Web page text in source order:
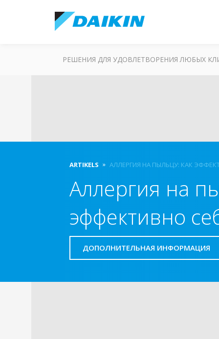
РЕШЕНИЯ ДЛЯ УДОВЛЕТВОРЕНИЯ ЛЮБЫХ
ARTIKELS АЛЛЕРГИЯ НА ПЫЛЬЦУ: КАК
Аллергия на
эффективно
ДОПОЛНИТЕЛЬНАЯ ИНФОРМАЦИЯ